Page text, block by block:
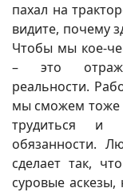
пахал на
видите, почему
Чтобы мы кое-
– это
реальности.
мы сможем тоже
трудиться и
обязанности.
сделает так,
суровые аскезы,